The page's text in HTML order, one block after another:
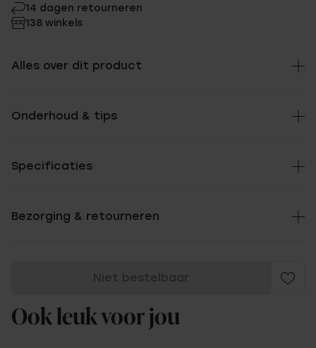
14 dagen retourneren
138 winkels
Alles over dit product
Onderhoud & tips
Specificaties
Bezorging & retourneren
Niet bestelbaar
Ook leuk voor jou